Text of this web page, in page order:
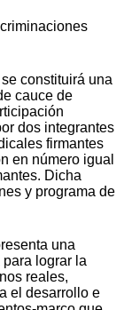
constituirá una
cauce de
dos integrantes
firmantes
en número igual
Dicha
y programa de
una
lograr la
reales,
el desarrollo e